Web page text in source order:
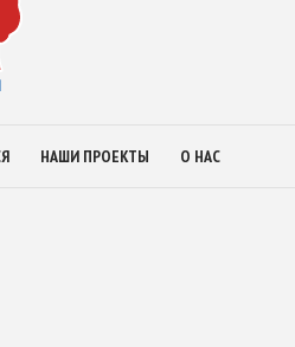
НАШИ ПРОЕКТЫ О НАС